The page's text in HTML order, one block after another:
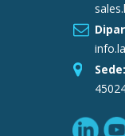
Sede: